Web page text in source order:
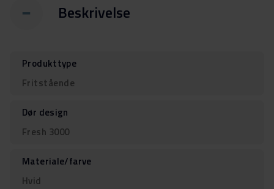
Beskrivelse
Produkttype
Fritstående
Dør design
Fresh 3000
Materiale/farve
Hvid